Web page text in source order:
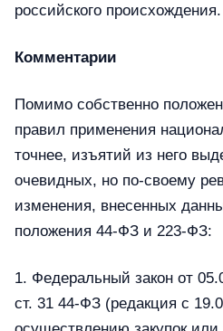
российского происхождения.
Комментарии
Помимо собственно
правил применения
точнее, изъятий из него
очевидных, но по-своему
изменения, внесенных
положения 44-ФЗ и 223-ФЗ:
1. Федеральный закон от
ст. 31 44-ФЗ (редакция с